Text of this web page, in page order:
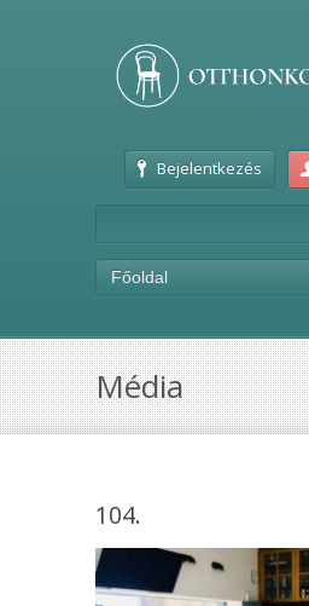
Bejelentkezés
Főoldal
Média
104.